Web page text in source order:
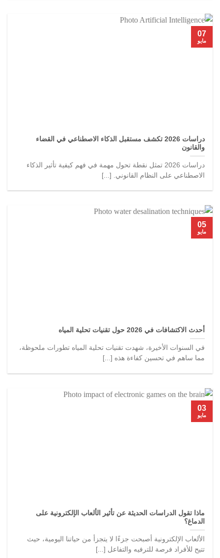
دراسات 2026 تكشف مستقبل الذكاء الاصطناعي في القضاء
والقانون
دراسات 2026 تمثل نقطة تحول مهمة في فهم كيفية تأثير الذكاء
الاصطناعي على النظام القانوني. [...]
07
مايو
أحدث الاكتشافات في 2026 حول تقنيات تحلية المياه
في السنوات الأخيرة، شهدت تقنيات تحلية المياه تطورات ملحوظة،
مما ساهم في تحسين كفاءة هذه [...]
05
مايو
ماذا تقول الدراسات الحديثة عن تأثير الألعاب الإلكترونية على
الدماغ؟
الألعاب الإلكترونية أصبحت جزءًا لا يتجزأ من حياتنا اليومية، حيث
تتيح للأفراد فرصة للترفيه والتفاعل [...]
03
مايو